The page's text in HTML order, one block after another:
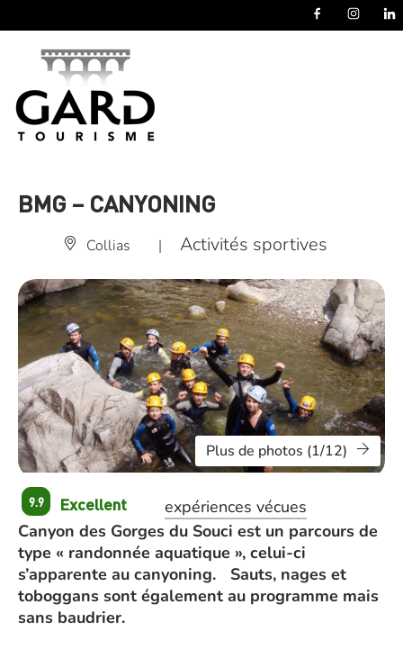
BMG – CANYONING
Collias | Activités sportives
Plus de photos (1/12)
9.9 Excellent
expériences vécues
Canyon des Gorges du Souci est un parcours de
type « randonnée aquatique », celui-ci
s’apparente au canyoning. Sauts, nages et
toboggans sont également au programme mais
sans baudrier.